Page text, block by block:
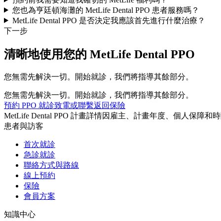
您也為亨廷頓海灘的 MetLife Dental PPO 患者服務嗎？
MetLife Dental PPO 是否決定我應該首先進行什麼治療？
下一步
清晰地使用您的 MetLife Dental PPO
您無需先解決一切。開始就診，我們將指導其餘部分。
您無需先解決一切。開始就診，我們將指導其餘部分。
預約 PPO 就診致電或聯繫返回保險
MetLife Dental PPO 計畫詳情因雇主、計畫年度、個人保障和時
患者與訪客
首次就診
急診就診
聯絡方式與路線
線上預約
保險
會員方案
知識中心